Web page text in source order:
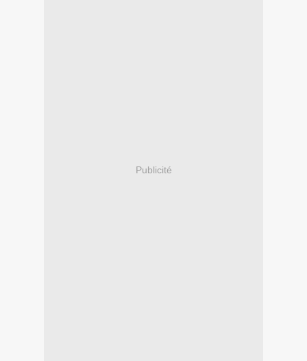
Publicité